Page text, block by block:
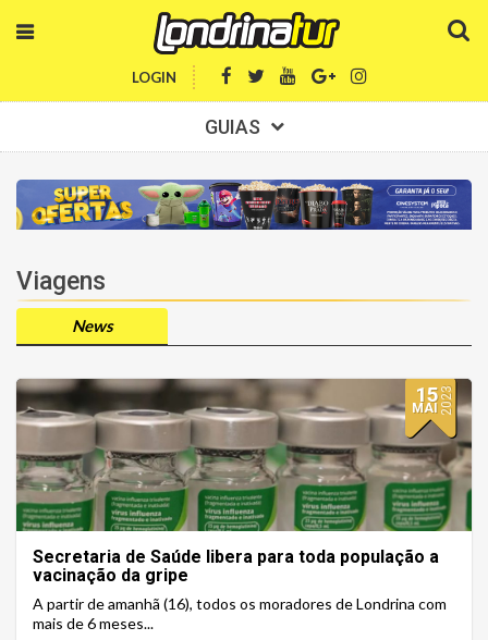
LOGIN
GUIAS
Viagens
News
15
MAI2023
Secretaria de Saúde libera para toda população a
vacinação da gripe
A partir de amanhã (16), todos os moradores de Londrina com
mais de 6 meses...